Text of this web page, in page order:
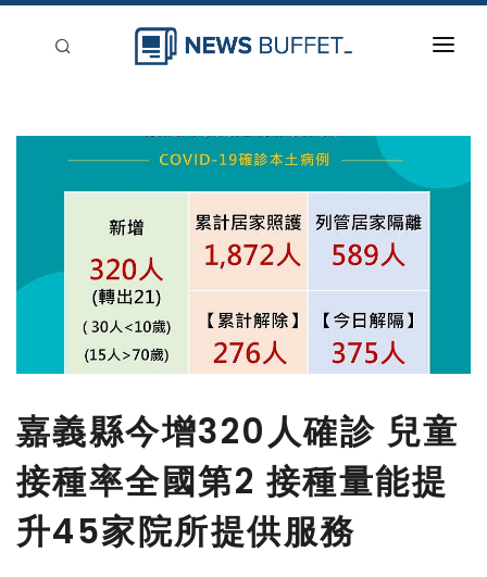
登入
嘉義縣今增320人確診 兒童
接種率全國第2 接種量能提
升45家院所提供服務